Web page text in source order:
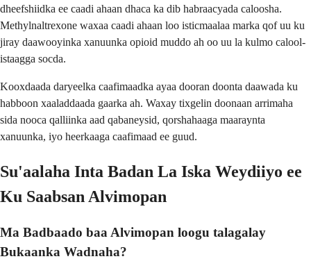
dheefshiidka ee caadi ahaan dhaca ka dib habraacyada caloosha.
Methylnaltrexone waxaa caadi ahaan loo isticmaalaa marka qof uu ku
jiray daawooyinka xanuunka opioid muddo ah oo uu la kulmo calool-
istaagga socda.
Kooxdaada daryeelka caafimaadka ayaa dooran doonta daawada ku
habboon xaaladdaada gaarka ah. Waxay tixgelin doonaan arrimaha
sida nooca qalliinka aad qabaneysid, qorshahaaga maaraynta
xanuunka, iyo heerkaaga caafimaad ee guud.
Su'aalaha Inta Badan La Iska Weydiiyo ee
Ku Saabsan Alvimopan
Ma Badbaado baa Alvimopan loogu talagalay
Bukaanka Wadnaha?